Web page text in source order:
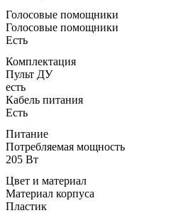
Голосовые помощники
Голосовые помощники
Есть
Комплектация
Пульт ДУ
есть
Кабель питания
Есть
Питание
Потребляемая мощность
205 Вт
Цвет и материал
Материал корпуса
Пластик